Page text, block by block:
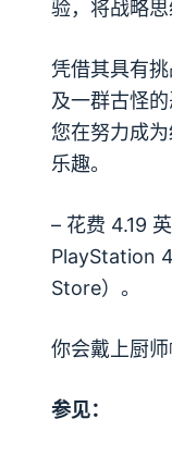
验，将战略思
凭借其具有
及一群古怪
您在努力成
乐趣。
– 花费 4.19
PlayStation
Store）。
你会戴上厨师
参见：